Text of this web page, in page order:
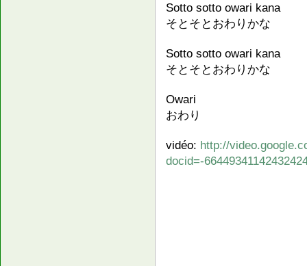
Sotto sotto owari kana
そとそとおわりかな
Sotto sotto owari kana
そとそとおわりかな
Owari
おわり
vidéo: http://
docid=-